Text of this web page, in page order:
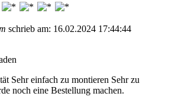
schrieb am: 16.02.2024 17:44:44
Sehr einfach zu montieren Sehr zu
noch eine Bestellung machen.